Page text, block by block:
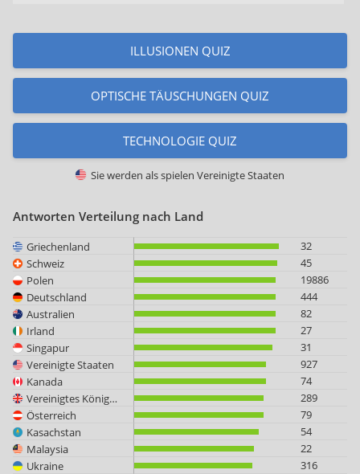
ILLUSIONEN QUIZ
OPTISCHE TÄUSCHUNGEN QUIZ
TECHNOLOGIE QUIZ
Sie werden als spielen Vereinigte Staaten
Antworten Verteilung nach Land
Griechenland
32
Schweiz
45
Polen
19886
Deutschland
444
Australien
82
Irland
27
Singapur
31
Vereinigte Staaten
927
Kanada
74
Vereinigtes Königreich
289
Österreich
79
Kasachstan
54
Malaysia
22
Ukraine
316